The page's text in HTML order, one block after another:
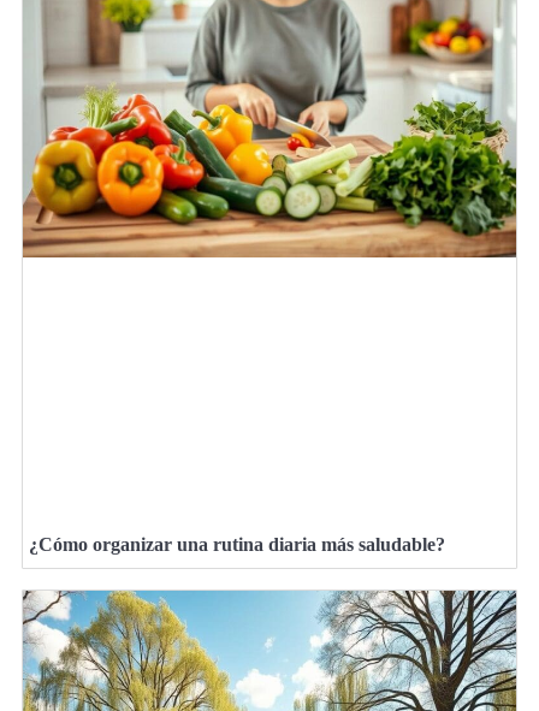
¿Cómo organizar una rutina diaria más saludable?